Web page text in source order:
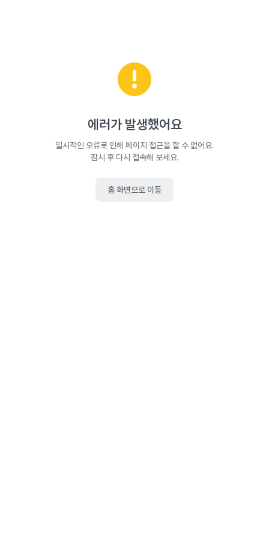
에러가 발생했어요
일시적인 오류로 인해 페이지 접근을 할 수 없어요.
잠시 후 다시 접속해 보세요.
홈 화면으로 이동